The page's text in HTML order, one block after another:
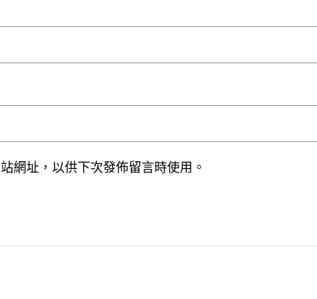
網址，以供下次發佈留言時使用。